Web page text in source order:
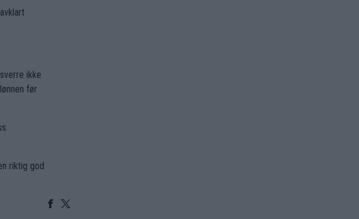
ikke
før
riktig god